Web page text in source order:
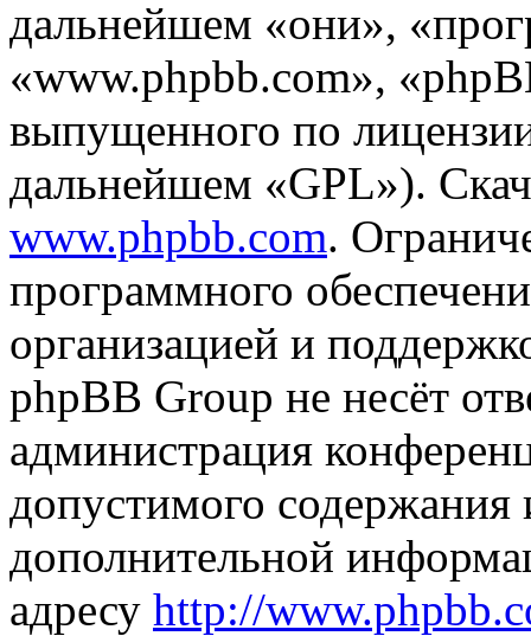
дальнейшем «они»,
«www.phpbb.com»,
выпущенного по
дальнейшем «GPL»).
www.phpbb.com.
программного
организацией и
phpBB Group не несёт
администрация
допустимого
дополнительной
адресу http://